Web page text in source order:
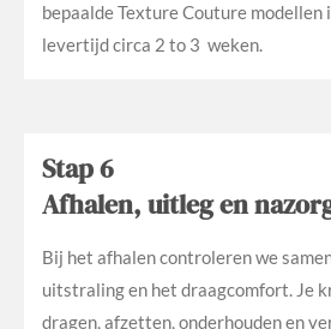
bepaalde Texture Couture modellen
levertijd circa 2 to 3 weken.
Stap 6
Afhalen, uitleg en
Bij het afhalen controleren we
uitstraling en het draagcomfort. Je
dragen, afzetten, onderhouden en